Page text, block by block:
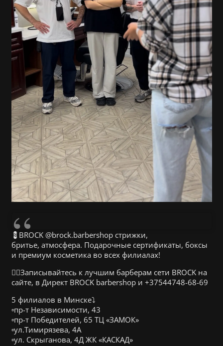
💈BROCK @brock.barbershop стрижки,
бритье, атмосфера. Подарочные сертификаты, боксы
и премиум косметика во всех филиалах!
👉🏻Записывайтесь к лучшим барберам сети BROCK на
сайте, в Директ BROCK barbershop и +37544748-68-69
5 филиалов в Минске⤵️
▫️пр-т Независимости, 43
▫️пр-т Победителей, 65 ТЦ «ЗАМОК»
▫️ул.Тимирязева, 4А
▫️ул. Скрыганова, 4Д ЖК «КАСКАД»